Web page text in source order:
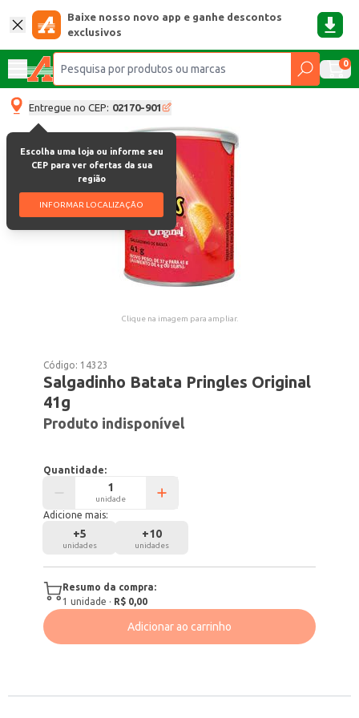
Baixe nosso novo app e ganhe descontos
exclusivos
0
Entregue no CEP: 02170-901
Escolha uma loja ou informe seu
CEP para ver ofertas da sua
região
INFORMAR LOCALIZAÇÃO
Clique na imagem para ampliar.
Código: 14323
Salgadinho Batata Pringles Original
41g
Produto indisponível
Quantidade:
unidade
Adicione mais:
+5
unidades
+10
unidades
Resumo da compra:
1 unidade · R$ 0,00
Adicionar ao carrinho